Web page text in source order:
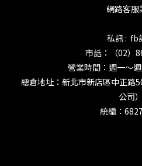
網路客服
私訊 : fb
市話：（02）
營業時間：週一～
總倉地址：新北市新店區中正路
公司）
統編：